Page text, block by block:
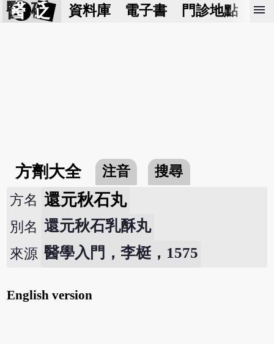
醫 砭 資料庫 電子書 門診地點 預
menu
方劑大全 注音
搜尋
方名 還元秋石丸
別名 還元秋石乳酥丸
來源 醫學入門，李梃，1575
English version